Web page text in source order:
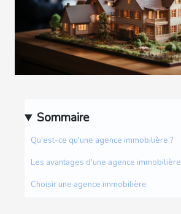
Sommaire
Qu'est-ce qu'une agence immobilière ?
Les avantages d'une agence immobilière
Choisir une agence immobilière